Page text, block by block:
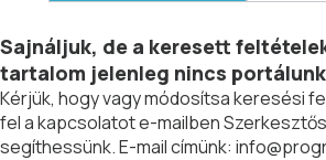
Sajnáljuk, de a keresett
tartalom jelenleg nincs
Kérjük, hogy vagy módosítsa keresési
fel a kapcsolatot e-mailben
segíthessünk. E-mail címünk: